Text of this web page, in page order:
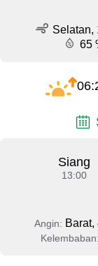
Selatan,
65
Siang
13:00
Angin: Barat,
Kelembaban: